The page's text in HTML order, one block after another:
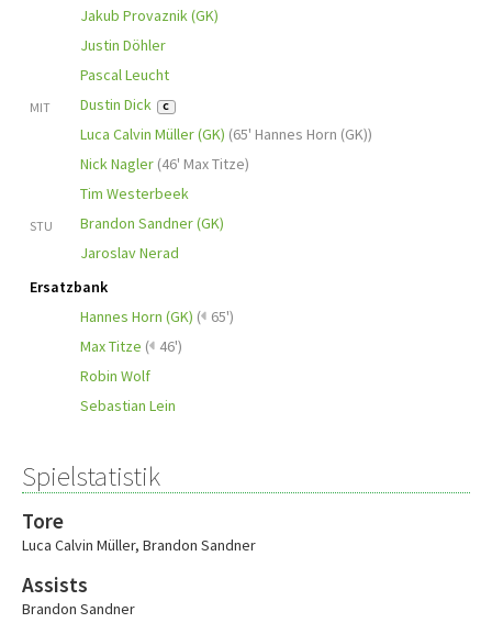
Jakub Provaznik (GK)
Justin Döhler
Pascal Leucht
MIT Dustin Dick C
Luca Calvin Müller (GK) (65' Hannes Horn (GK))
Nick Nagler (46' Max Titze)
Tim Westerbeek
STU
Brandon Sandner (GK)
Jaroslav Nerad
Ersatzbank
Hannes Horn (GK) ( 65')
Max Titze ( 46')
Robin Wolf
Sebastian Lein
Spielstatistik
Tore
Luca Calvin Müller, Brandon Sandner
Assists
Brandon Sandner